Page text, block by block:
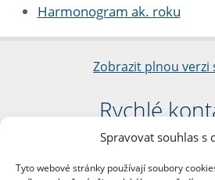
Spravovat souhlas s
Tyto webové stránky používají soubory
Harmonogram ak. roku
Zobrazit plnou verzi
Rychlé
Filozofická
nám. Jana